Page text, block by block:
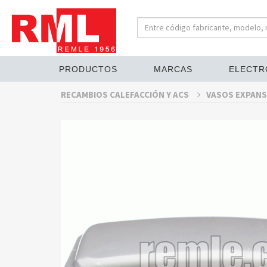
PRODUCTOS MARCAS
RECAMBIOS CALEFACCIÓN Y ACS VASOS